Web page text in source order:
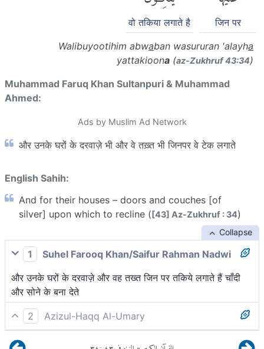
जिन पर
वो तकिया लगाते है
Walibuyootihim abwaban wasururan 'alayha
yattakioona (az-Zukhruf 43:34)
Muhammad Faruq Khan Sultanpuri & Muhammad
Ahmed:
Ads by Muslim Ad Network
और उनके घरों के दरवाज़े भी और वे तख़्त भी जिनपर वे टेक लगाते
English Sahih:
And for their houses – doors and couches [of
silver] upon which to recline ([43] Az-Zukhruf : 34)
Collapse
1
Suhel Farooq Khan/Saifur Rahman Nadwi
और उनके घरों के दरवाज़े और वह तख्त जिन पर तकिये लगाते हैं चाँदी
और सोने के बना देते
2
Azizul-Haqq Al-Umary
तथा उनके घरों के द्वार और तख़्त जिनपर वे तकिये लगाये[1] रहते हैं।